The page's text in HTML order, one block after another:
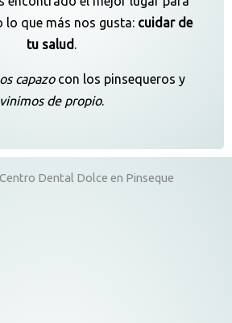
lo que más nos gusta: cuidar de
tu salud
capazocon los pinsequeros y
vinimos de propio.